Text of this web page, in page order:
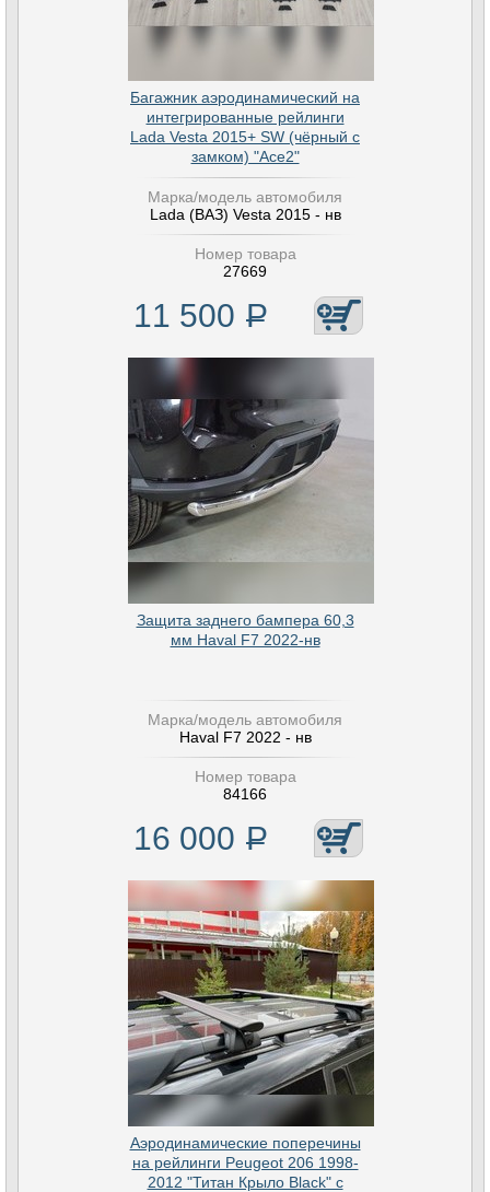
Багажник аэродинамический на
интегрированные рейлинги
Lada Vesta 2015+ SW (чёрный с
замком) "Ace2"
Марка/модель автомобиля
Lada (ВАЗ) Vesta 2015 - нв
Номер товара
27669
11 500 Р
Защита заднего бампера 60,3
мм Haval F7 2022-нв
Марка/модель автомобиля
Haval F7 2022 - нв
Номер товара
84166
16 000 Р
Аэродинамические поперечины
на рейлинги Peugeot 206 1998-
2012 "Титан Крыло Black" с